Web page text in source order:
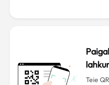
Teie